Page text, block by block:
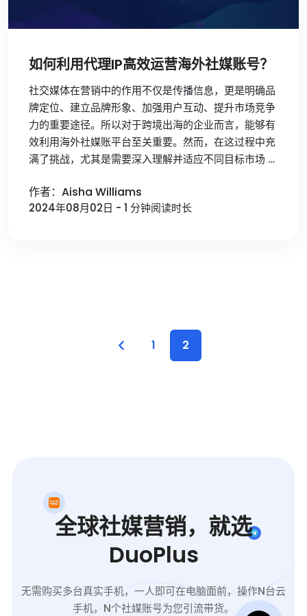
如何利用代理IP高效运营海外社媒账号？
社交媒体在营销中的作用不仅是传播信息，更是明确品
牌定位、建立品牌形象、加强用户互动、提升市场竞争
力的重要途径。所以对于跨境出海的企业而言，能够有
效利用海外社媒账平台至关重要。然而，在这过程中充
满了挑战，尤其是需要深入理解并适应不同目标市场 …
作者：Aisha Williams
2024年08月02日 - 1 分钟阅读时长
1 2
全球社媒营销，就选
DuoPlus
无需购买多台真实手机，一人即可在电脑面前，操作N台云
手机，N个社媒账号为您引流带货。